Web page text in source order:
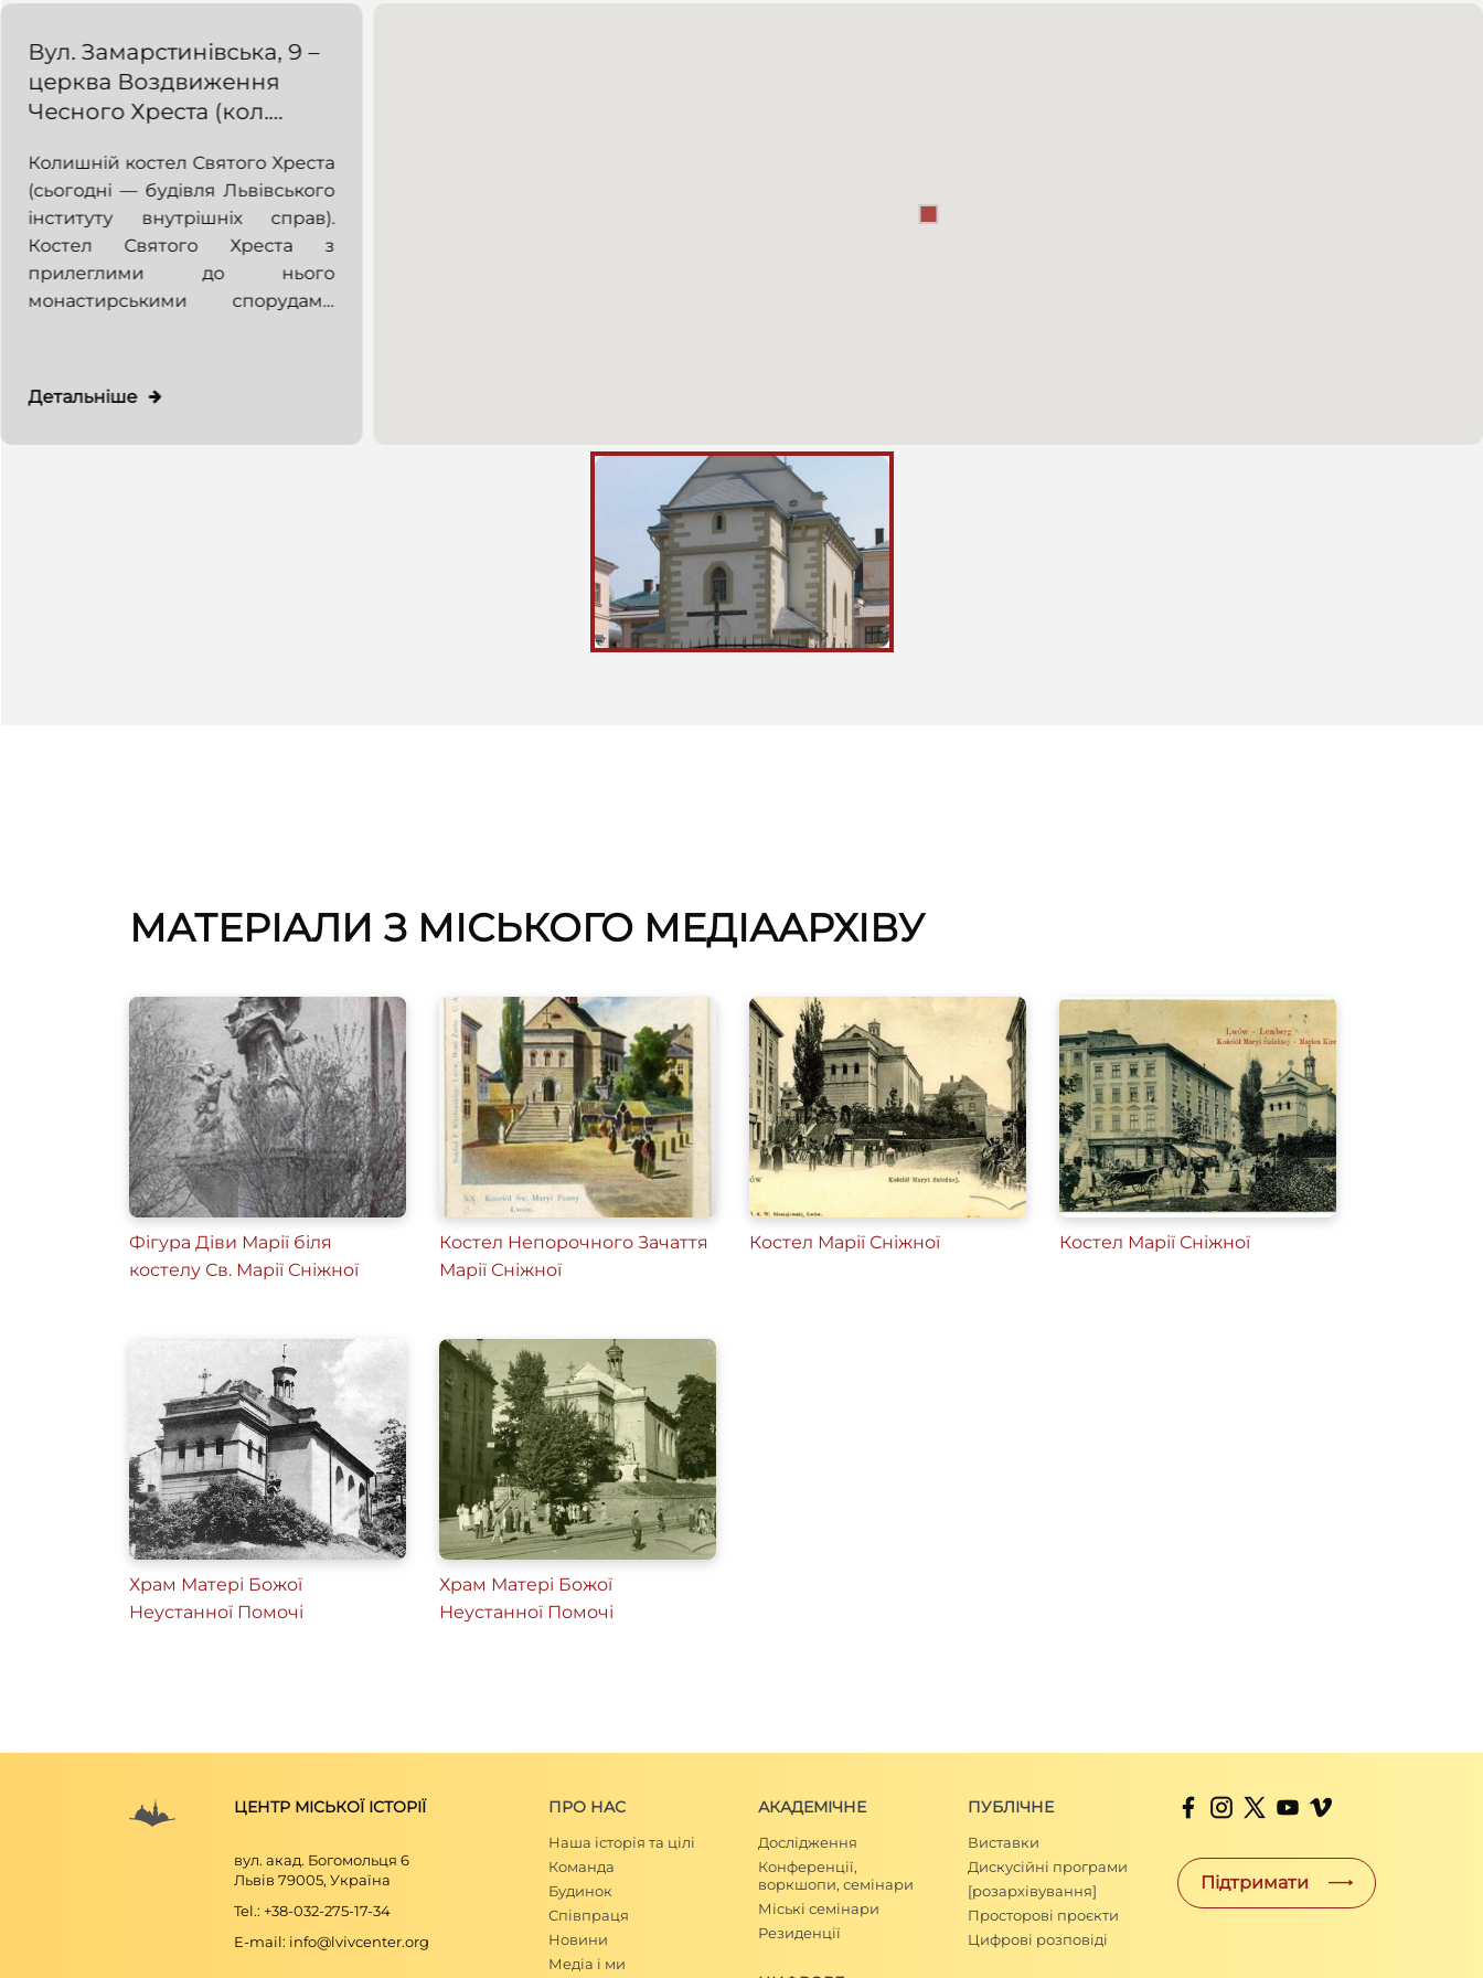
Вул. Замарстинівська, 9 –
церква Воздвиження
Чесного Хреста (кол.
Колишній кoстел Святого Хреста
(сьогодні — будівля Львівського
інституту внутрішніх справ).
Костел Святого Хреста з
прилеглими до нього
монастирськими спорудами
Чорновола. Він будувався за
межами оборонних мурів
Детальніше
МАТЕРІАЛИ З МІСЬКОГО МЕДІААРХІВУ
Фігура Діви Марії біля
костелу Св. Марії Сніжної
Костел Непорочного Зачаття
Марії Сніжної
Костел Марії Сніжної Костел Марії Сніжної
Храм Матері Божої
Неустанної Помочі
Храм Матері Божої
Неустанної Помочі
ЦЕНТР МІСЬКОЇ ІСТОРІЇ
вул. акад. Богомольця 6
Львів 79005, Україна
Tel.: +38-032-275-17-34
E-mail: info@lvivcenter.org
ПРО НАС
Наша історія та цілі
Команда
Будинок
Співпраця
Новини
Медіа і ми
АКАДЕМІЧНЕ
Дослідження
Конференції,
воркшопи, семінари
Міські семінари
Резиденції
ПУБЛІЧНЕ
Виставки
Дискусійні програми
[розархівування]
Просторові проєкти
Цифрові розповіді
Підтримати